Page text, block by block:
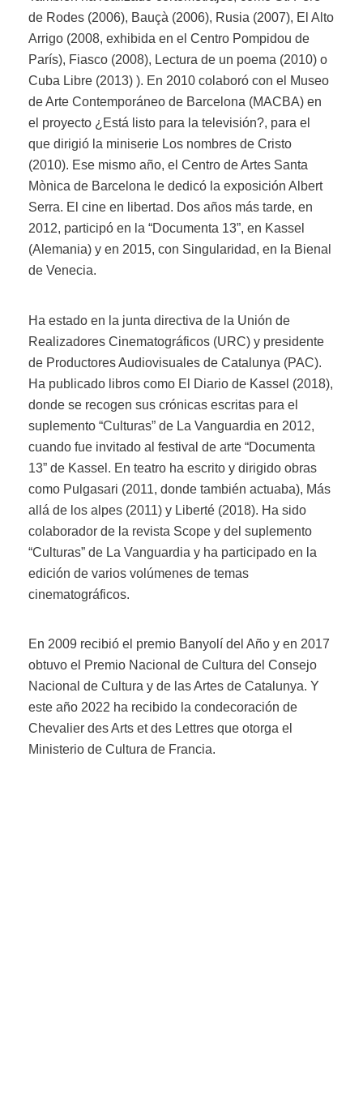
de Rodes (2006), Bauçà (2006), Rusia (2007), El Alto
Arrigo (2008, exhibida en el Centro Pompidou de
París), Fiasco (2008), Lectura de un poema (2010) o
Cuba Libre (2013) ). En 2010 colaboró ​​con el Museo
de Arte Contemporáneo de Barcelona (MACBA) en
el proyecto ¿Está listo para la televisión?, para el
que dirigió la miniserie Los nombres de Cristo
(2010). Ese mismo año, el Centro de Artes Santa
Mònica de Barcelona le dedicó la exposición Albert
Serra. El cine en libertad. Dos años más tarde, en
2012, participó en la “Documenta 13”, en Kassel
(Alemania) y en 2015, con Singularidad, en la Bienal
de Venecia.
Ha estado en la junta directiva de la Unión de
Realizadores Cinematográficos (URC) y presidente
de Productores Audiovisuales de Catalunya (PAC).
Ha publicado libros como El Diario de Kassel (2018),
donde se recogen sus crónicas escritas para el
suplemento “Culturas” de La Vanguardia en 2012,
cuando fue invitado al festival de arte “Documenta
13” de Kassel. En teatro ha escrito y dirigido obras
como Pulgasari (2011, donde también actuaba), Más
allá de los alpes (2011) y Liberté (2018). Ha sido
colaborador de la revista Scope y del suplemento
“Culturas” de La Vanguardia y ha participado en la
edición de varios volúmenes de temas
cinematográficos.
En 2009 recibió el premio Banyolí del Año y en 2017
obtuvo el Premio Nacional de Cultura del Consejo
Nacional de Cultura y de las Artes de Catalunya. Y
este año 2022 ha recibido la condecoración de
Chevalier des Arts et des Lettres que otorga el
Ministerio de Cultura de Francia.